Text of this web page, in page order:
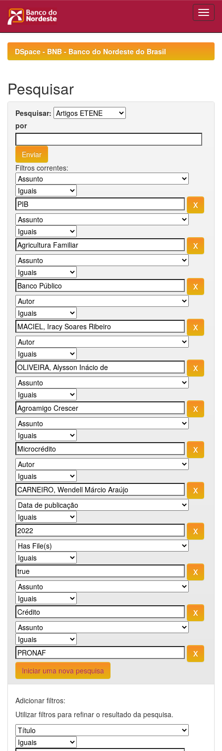
navigationDSpace - BNB - Banco do Nordeste do Brasil
Pesquisar
Pesquisar:
por
Filtros correntes:
Iniciar uma nova pesquisa
Adicionar filtros:
Utilizar filtros para refinar o resultado da pesquisa.